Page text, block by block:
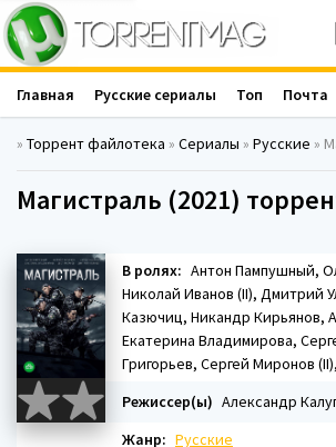
» Торрент файлотека » Сериалы » Русские »
Магистраль (2021)
В ролях: Антон Пампушный,
Николай Иванов (II), Дмитрий
Казючиц, Никандр Кирьянов,
Екатерина Владимирова,
Григорьев, Сергей Миронов
Режиссер(ы) Александр
Жанр: Русские
Главная Русские сериалы Топ Почта